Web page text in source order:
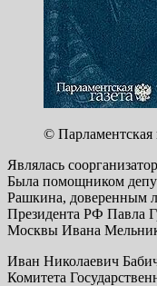
© Парламентская
Являлась
Была помощником
Рашкина, доверенным
Президента РФ Павла
Москвы Ивана
Иван Николаевич Бабич
Комитета